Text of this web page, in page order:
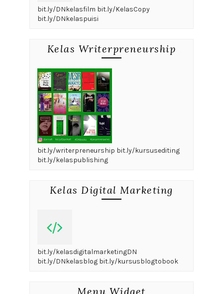
bit.ly/DNkelasfilm bit.ly/KelasCopy
bit.ly/DNkelaspuisi
Kelas Writerpreneurship
bit.ly/writerpreneurship bit.ly/kursusediting
bit.ly/kelaspublishing
Kelas Digital Marketing
bit.ly/kelasdigitalmarketingDN
bit.ly/DNkelasblog bit.ly/kursusblogtobook
Menu Widget